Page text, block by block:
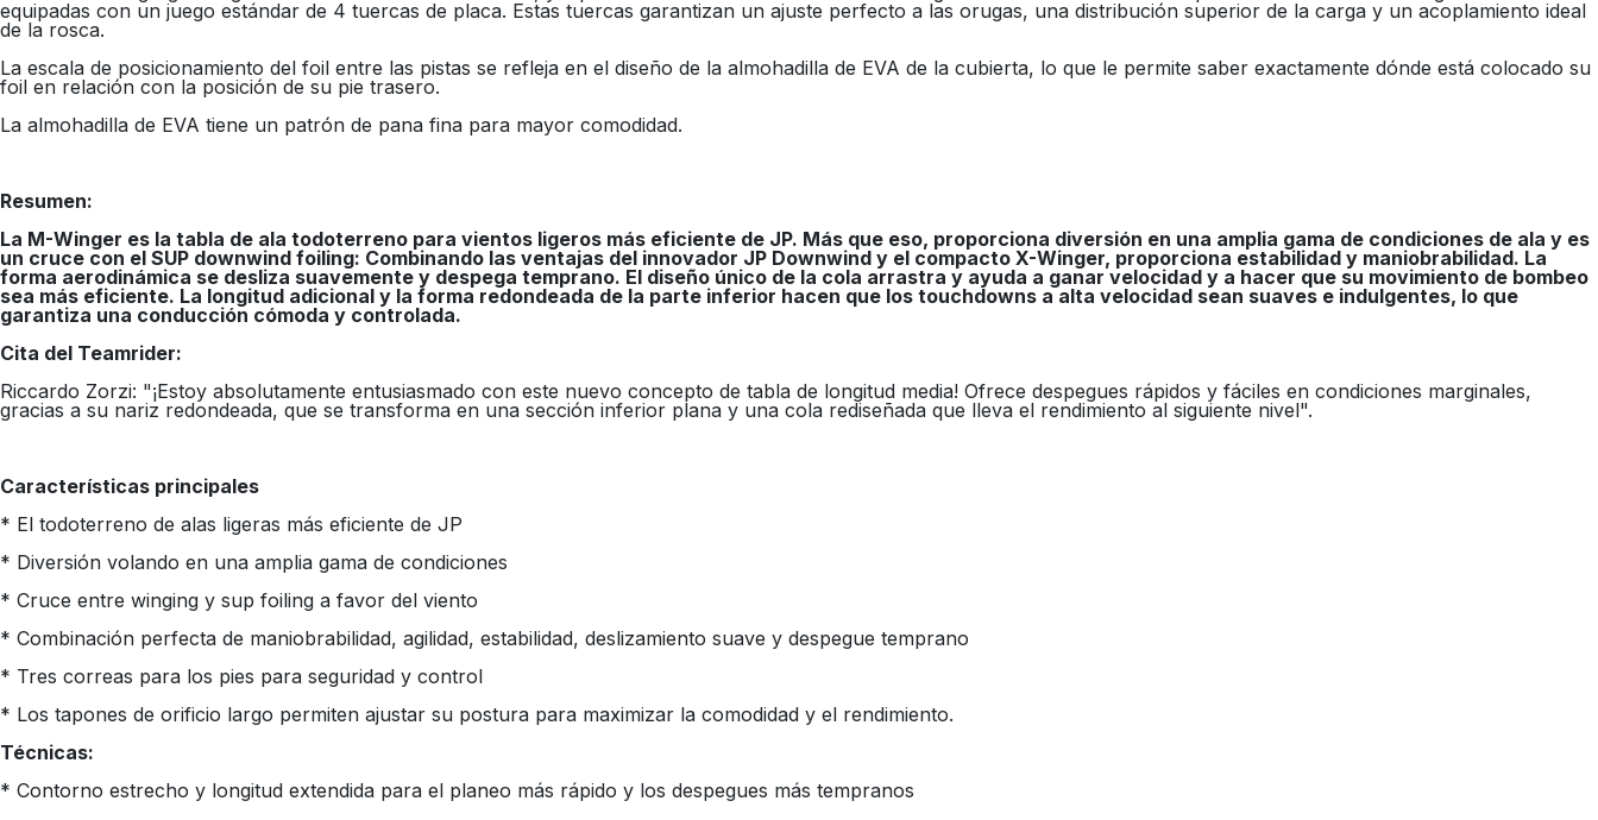
equipadas con un juego estándar de 4 tuercas de placa. Estas tuercas garantizan un ajuste perfecto a las orugas, una distribución superior de la carga y un acoplamiento ideal
de la rosca.
La escala de posicionamiento del foil entre las pistas se refleja en el diseño de la almohadilla de EVA de la cubierta, lo que le permite saber exactamente dónde está colocado su
foil en relación con la posición de su pie trasero.
La almohadilla de EVA tiene un patrón de pana fina para mayor comodidad.
Resumen:
La M-Winger es la tabla de ala todoterreno para vientos ligeros más eficiente de JP. Más que eso, proporciona diversión en una amplia gama de condiciones de ala y es
un cruce con el SUP downwind foiling: Combinando las ventajas del innovador JP Downwind y el compacto X-Winger, proporciona estabilidad y maniobrabilidad. La
forma aerodinámica se desliza suavemente y despega temprano. El diseño único de la cola arrastra y ayuda a ganar velocidad y a hacer que su movimiento de bombeo
sea más eficiente. La longitud adicional y la forma redondeada de la parte inferior hacen que los touchdowns a alta velocidad sean suaves e indulgentes, lo que
garantiza una conducción cómoda y controlada.
Cita del Teamrider:
Riccardo Zorzi: "¡Estoy absolutamente entusiasmado con este nuevo concepto de tabla de longitud media! Ofrece despegues rápidos y fáciles en condiciones marginales,
gracias a su nariz redondeada, que se transforma en una sección inferior plana y una cola rediseñada que lleva el rendimiento al siguiente nivel".
Características principales
* El todoterreno de alas ligeras más eficiente de JP
* Diversión volando en una amplia gama de condiciones
* Cruce entre winging y sup foiling a favor del viento
* Combinación perfecta de maniobrabilidad, agilidad, estabilidad, deslizamiento suave y despegue temprano
* Tres correas para los pies para seguridad y control
* Los tapones de orificio largo permiten ajustar su postura para maximizar la comodidad y el rendimiento.
Técnicas:
* Contorno estrecho y longitud extendida para el planeo más rápido y los despegues más tempranos